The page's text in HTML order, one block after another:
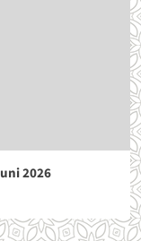
2026